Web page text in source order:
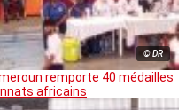
© DR
remporte 40 médailles
africains